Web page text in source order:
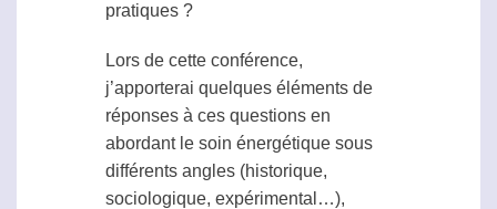
pratiques ?
Lors de cette conférence,
j’apporterai quelques éléments de
réponses à ces questions en
abordant le soin énergétique sous
différents angles (historique,
sociologique, expérimental…),